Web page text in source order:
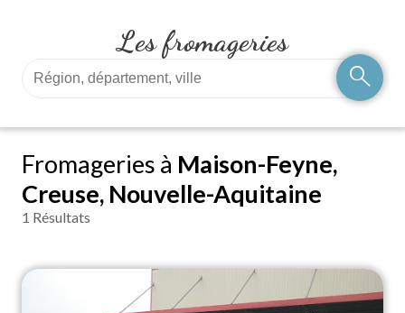
Les fromageries
search
Fromageries à Maison-Feyne,
Creuse, Nouvelle-Aquitaine
1 Résultats